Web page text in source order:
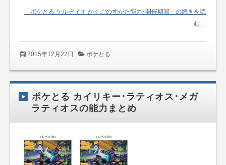
「ポケとる ケルディオ かくごのすがた能力･開催期間」の続きを読
む…
2015年12月22日 ポケとる
ポケとる カイリキー･ラティオス･メガ
ラティオスの能力まとめ